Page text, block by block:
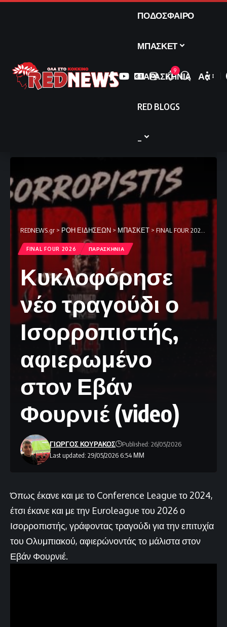
ΠΟΔΟΣΦΑΙΡΟ
ΜΠΑΣΚΕΤ
ΠΑΡΑΣΚΗΝΙΑ
RED BLOGS
9
Font
Αα
REDNEWS.gr > ΡΟΗ ΕΙΔΗΣΕΩΝ > ΜΠΑΣΚΕΤ > FINAL FOUR 2026
FINAL FOUR 2026 ΠΑΡΑΣΚΗΝΙΑ
Κυκλοφόρησε
νέο τραγούδι ο
Ισορροπιστής,
αφιερωμένο
στον Εβάν
Φουρνιέ (video)
Last updated: 29/05/2026 6:54 ΜΜ
ΓΙΩΡΓΟΣ ΚΟΥΡΑΚΟΣ Published: 26/05/2026
Όπως έκανε και με το Conference League το 2024,
έτσι έκανε και με την Euroleague του 2026 ο
Ισορροπιστής, γράφοντας τραγούδι για την επιτυχία
του Ολυμπιακού, αφιερώνοντάς το μάλιστα στον
Εβάν Φουρνιέ.